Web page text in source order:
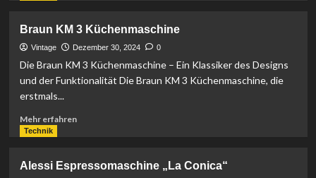
TRIFIX
Standmixer
Braun KM 3 Küchenmaschine
Vintage Dezember 30, 2024 0
Die Braun KM 3 Küchenmaschine – Ein Klassiker des Designs
und der Funktionalität Die Braun KM 3 Küchenmaschine, die
erstmals...
Mehr erfahrenMehr
KM
Technik
Alessi Espressomaschine „La Conica“